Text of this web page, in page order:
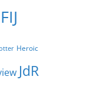
FIJ
Heroic
JdR